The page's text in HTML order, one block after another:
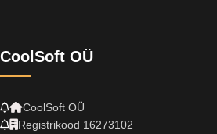
CoolSoft OÜ
CoolSoft OÜ
Registrikood 16273102